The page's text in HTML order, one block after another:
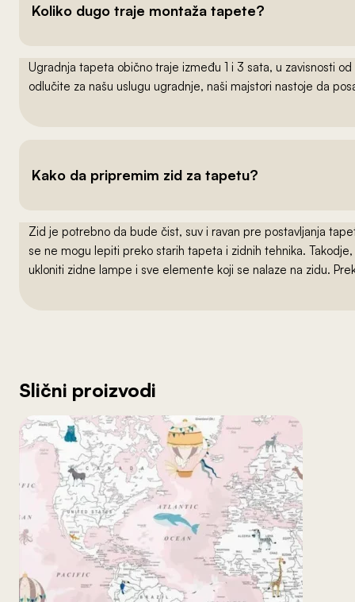
Koliko dugo traje montaža tapete?
Ugradnja tapeta obično traje između 1 i 3 sata, u zavisnosti
odlučite za našu uslugu ugradnje, naši majstori nastoje da
Kako da pripremim zid za tapetu?
Zid je potrebno da bude čist, suv i ravan pre postavljanja
se ne mogu lepiti preko starih tapeta i zidnih tehnika.
ukloniti zidne lampe i sve elemente koji se nalaze na zidu.
Slični proizvodi